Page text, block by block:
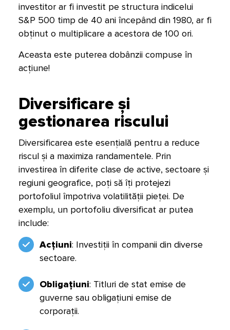
investitor ar fi investit pe structura indicelui
S&P 500 timp de 40 ani începând din 1980, ar fi
obținut o multiplicare a acestora de 100 ori.
Aceasta este puterea dobânzii compuse în
acțiune!
Diversificare și
gestionarea riscului
Diversificarea este esențială pentru a reduce
riscul și a maximiza randamentele. Prin
investirea în diferite clase de active, sectoare și
regiuni geografice, poți să îți protejezi
portofoliul împotriva volatilității pieței. De
exemplu, un portofoliu diversificat ar putea
include:
Acțiuni: Investiții în companii din diverse
sectoare.
Obligațiuni: Titluri de stat emise de
guverne sau obligațiuni emise de
corporații.